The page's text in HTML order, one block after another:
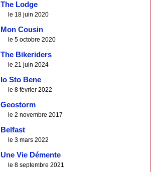
The Lodge
le 18 juin 2020
Mon Cousin
le 5 octobre 2020
The Bikeriders
le 21 juin 2024
Io Sto Bene
le 8 février 2022
Geostorm
le 2 novembre 2017
Belfast
le 3 mars 2022
Une Vie Démente
le 8 septembre 2021